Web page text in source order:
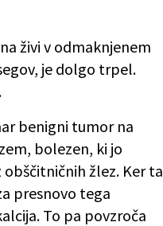
živi v odmaknjenem
je dolgo trpel.
benigni tumor na
bolezen, ki jo
žlez. Ker ta
presnovo tega
To pa povzroča